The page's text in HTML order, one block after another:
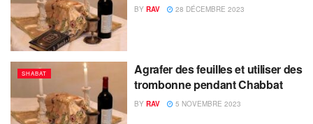
BY RAV 28 DÉCEMBRE 2023
SHABAT
Agrafer des feuilles et utiliser des
trombonne pendant Chabbat
BY RAV 5 NOVEMBRE 2023